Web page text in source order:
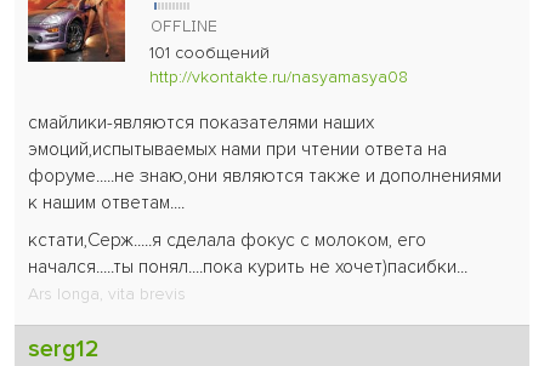
101 сообщений
http://vkontakte.ru/nasyamasya08
смайлики-являются показателями наших
эмоций,испытываемых нами при чтении ответа на
форуме.....не знаю,они являются также и дополнениями
к нашим ответам....
кстати,Серж.....я сделала фокус с молоком, его
начался.....ты понял....пока курить не хочет)пасибки...
Ars longa, vita brevis
serg12